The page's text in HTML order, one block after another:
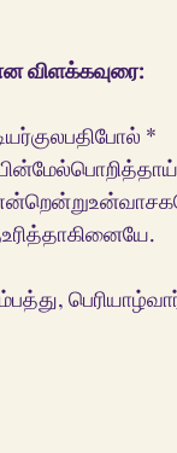
விளக்கவுரை:
*
-